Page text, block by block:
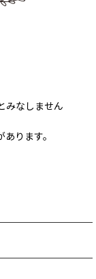
みなしません
ります。